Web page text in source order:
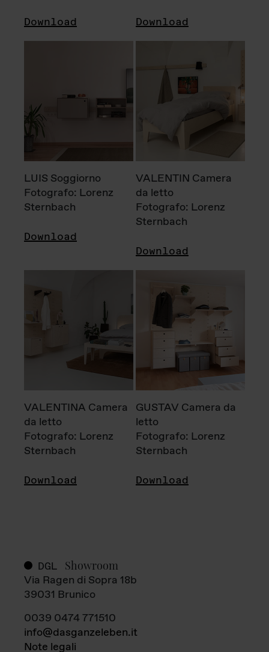
Download Download
LUIS Soggiorno
Fotografo: Lorenz
Sternbach
Download
VALENTIN Camera
da letto
Fotografo: Lorenz
Sternbach
Download
VALENTINA Camera
da letto
Fotografo: Lorenz
Sternbach
Download
GUSTAV Camera da
letto
Fotografo: Lorenz
Sternbach
Download
DGL Showroom
Via Ragen di Sopra 18b
39031 Brunico
0039 0474 771510
info@dasganzeleben.it
Note legali